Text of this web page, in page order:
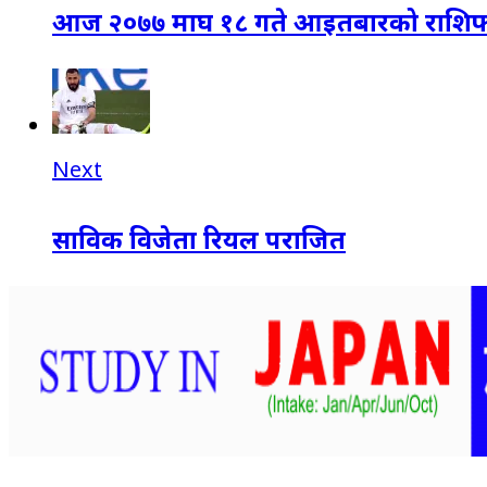
आज २०७७ माघ १८ गते आइतबारको
Next
साविक विजेता रियल पराजित